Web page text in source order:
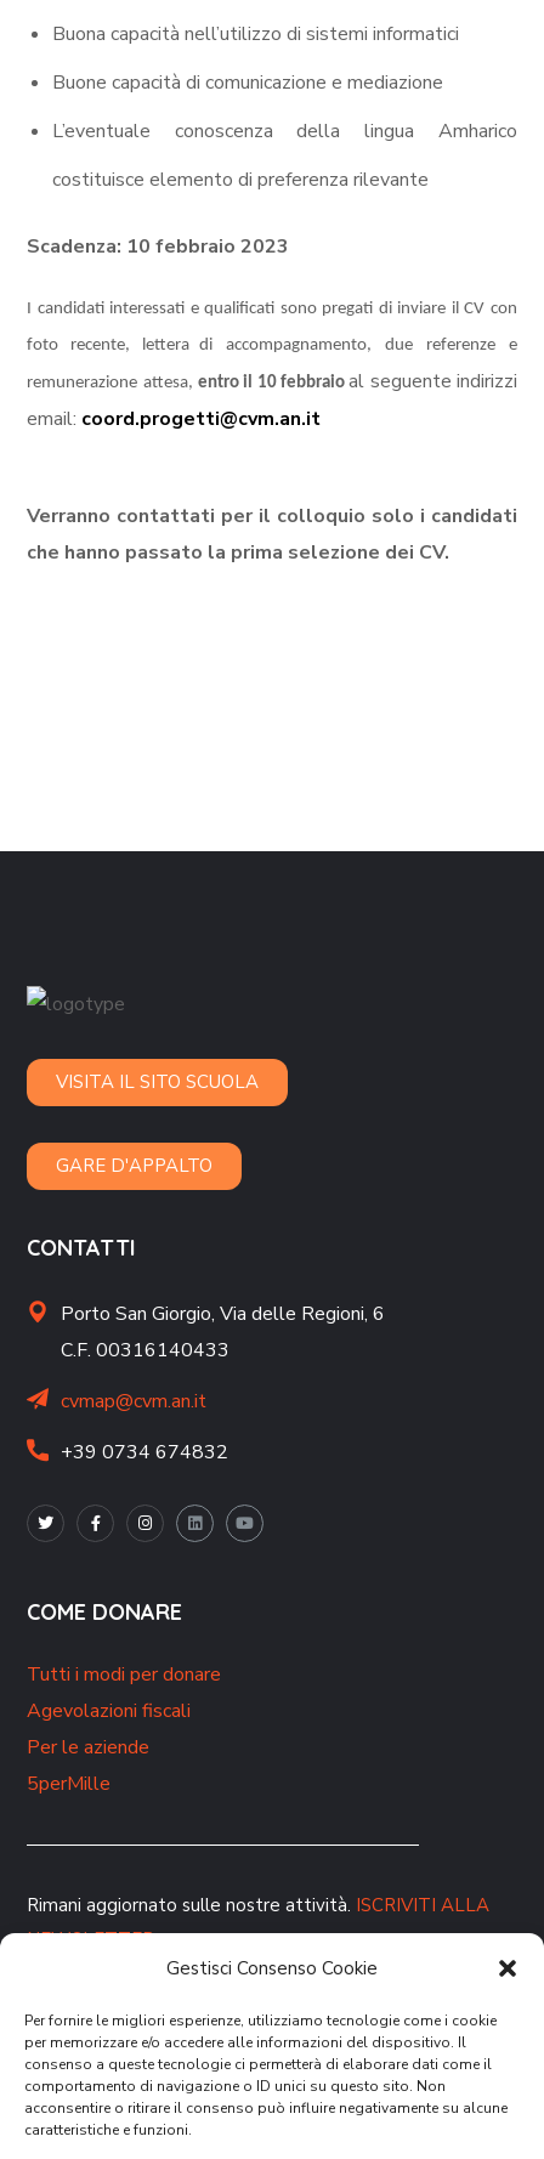
Gestisci Consenso Cookie
Per fornire le migliori esperienze, utilizziamo tecnologie come i cookie
per memorizzare e/o accedere alle informazioni del dispositivo. Il
consenso a queste tecnologie ci permetterà di elaborare dati come il
comportamento di navigazione o ID unici su questo sito. Non
acconsentire o ritirare il consenso può influire negativamente su alcune
caratteristiche e funzioni.
Buona capacità nell’utilizzo di sistemi informatici
Buone capacità di comunicazione e mediazione
L’eventuale conoscenza della lingua Amharico
costituisce elemento di preferenza rilevante
Scadenza: 10 febbraio 2023
I candidati interessati e qualificati sono pregati di inviare il CV con
foto recente, lettera di accompagnamento, due referenze e
remunerazione attesa, entro il 10 febbraioal seguente indirizzi
email: coord.progetti@cvm.an.it
Verranno contattati per il colloquio solo i candidati
che hanno passato la prima selezione dei CV.
VISITA IL SITO SCUOLA
GARE D'APPALTO
CONTATTI
Porto San Giorgio,Via delle Regioni, 6
C.F. 00316140433
cvmap@cvm.an.it
+39 0734 674832
COME DONARE
Tutti i modi per donare
Agevolazioni fiscali
Per le aziende
5perMille
Rimani aggiornato sulle nostre attività. ISCRIVITI ALLA
NEWSLETTER